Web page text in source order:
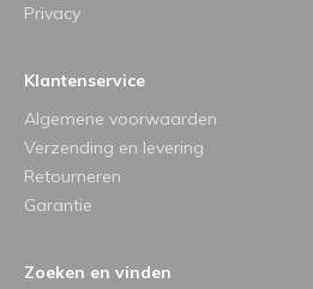
Privacy
Klantenservice
Algemene voorwaarden
Verzending en levering
Retourneren
Garantie
Zoeken en vinden